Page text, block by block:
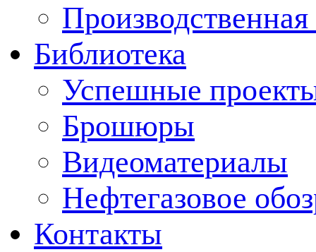
Производственная
Библиотека
Успешные
Брошюры
Видеоматериалы
Нефтегазовое
Контакты